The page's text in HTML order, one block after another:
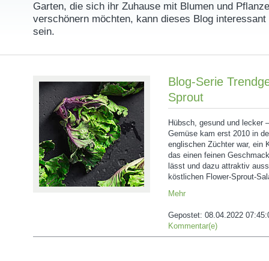
Garten, die sich ihr Zuhause mit Blumen und
verschönern möchten, kann dieses Blog interessant
sein.
Blog-Serie
Sprout
Hübsch, gesund und lecker
Gemüse kam erst 2010 in
englischen Züchter war, ein
das einen feinen
lässt und dazu attraktiv
köstlichen Flower-Sprout-
Mehr
Gepostet: 08.04.2022
Kommentar(e)